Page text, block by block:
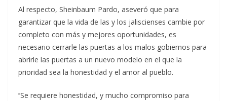
Al respecto, Sheinbaum Pardo, aseveró que para
garantizar que la vida de las y los jaliscienses cambie por
completo con más y mejores oportunidades, es
necesario cerrarle las puertas a los malos gobiernos para
abrirle las puertas a un nuevo modelo en el que la
prioridad sea la honestidad y el amor al pueblo.
’’Se requiere honestidad, y mucho compromiso para